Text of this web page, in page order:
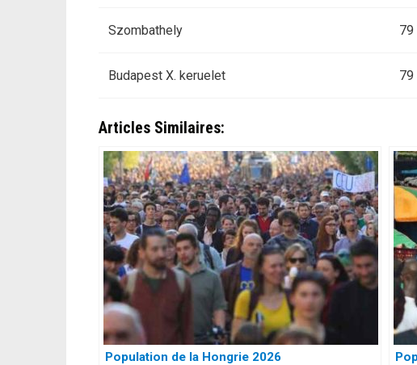
Szombathely 79
Budapest X. keruelet 79
Articles Similaires:
Population de la Hongrie 2026